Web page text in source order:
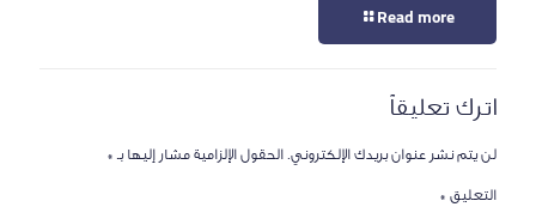
Read more
اترك تعليقاً
لن يتم نشر عنوان بريدك الإلكتروني. الحقول الإلزامية مشار إليها بـ *
التعليق *